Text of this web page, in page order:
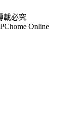
載必究
Online